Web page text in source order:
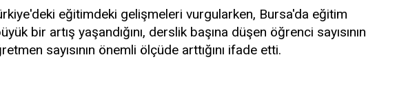
eğitimdeki gelişmeleri vurgularken, Bursa'da eğitim
bir artış yaşandığını, derslik başına düşen öğrenci sayısının
sayısının önemli ölçüde arttığını ifade etti.